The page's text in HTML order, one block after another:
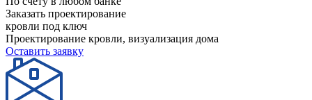
Заказать проектирование
кровли под ключ
Проектирование кровли, визуализация дома
Оставить заявку